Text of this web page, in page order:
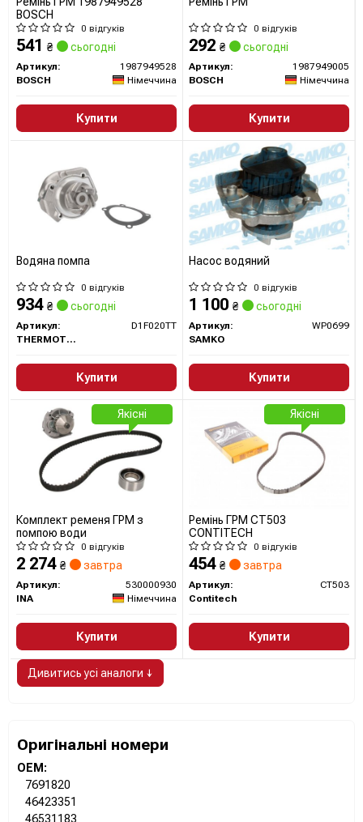
BOSCH
0 відгуків
541 ₴ сьогодні
Артикул:
1987949528
BOSCH
Німеччина
Купити
0 відгуків
292 ₴ сьогодні
Артикул:
1987949005
BOSCH
Німеччина
Купити
Водяна помпа
0 відгуків
934 ₴ сьогодні
Артикул:
D1F020TT
THERMOTEC
Купити
Насос водяний
0 відгуків
1 100 ₴ сьогодні
Артикул:
WP0699
SAMKO
Купити
Комплект ременя ГРМ з
помпою води
0 відгуків
2 274 ₴ завтра
Артикул:
530000930
INA
Німеччина
Купити
Якісні
Ремінь ГРМ CT503
CONTITECH
0 відгуків
454 ₴ завтра
Артикул:
CT503
Contitech
Купити
Якісні
Дивитись усі аналоги ↓
Оригінальні номери
OEM:
7691820
46423351
46531183